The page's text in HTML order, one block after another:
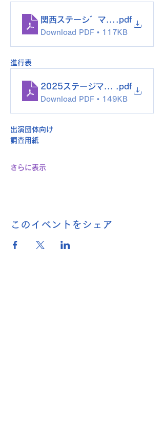
関西ステーシ゛マーチンク゛入
.pdf
Download PDF • 117KB
進行表
2025ステージマーチング進行表
.pdf
Download PDF • 149KB
出演団体向け
調査用紙
さらに表示
このイベントをシェア